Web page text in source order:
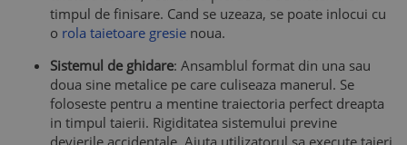
timpul de finisare. Cand se uzeaza, se poate inlocui cu
o rola taietoare gresie noua.
Sistemul de ghidare: Ansamblul format din una sau
doua sine metalice pe care culiseaza manerul. Se
foloseste pentru a mentine traiectoria perfect dreapta
in timpul taierii. Rigiditatea sistemului previne
devierile accidentale. Ajuta utilizatorul sa execute taieri